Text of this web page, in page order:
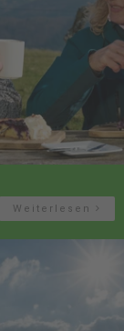
Weiterlesen